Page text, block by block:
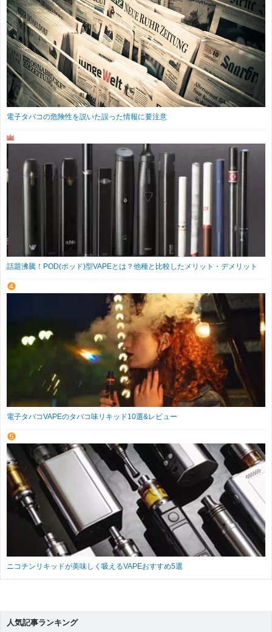
電子タバコの危険性を説いた誤った情報に要注意
話題沸騰！POD(ポッド)型VAPEとは？他種と比較したメリット・デメリット
電子タバコVAPEのタバコ味リキッド10選&レビュー
ニコチンリキッドが美味しく吸えるVAPEおすすめ5選
人気記事ランキング